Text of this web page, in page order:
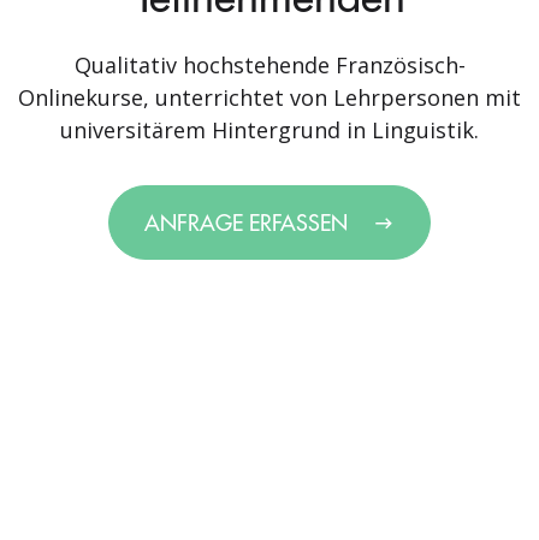
Qualitativ hochstehende Französisch-
Onlinekurse, unterrichtet von Lehrpersonen mit
universitärem Hintergrund in Linguistik.
ANFRAGE ERFASSEN